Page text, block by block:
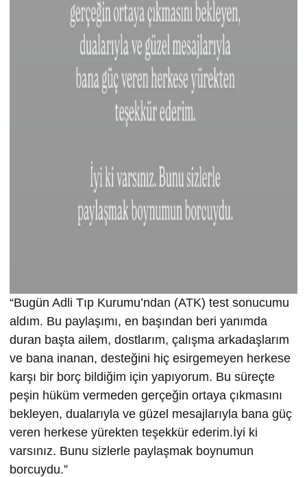
“Bugün Adli Tıp Kurumu’ndan (ATK) test sonucumu
aldım. Bu paylaşımı, en başından beri yanımda
duran başta ailem, dostlarım, çalışma arkadaşlarım
ve bana inanan, desteğini hiç esirgemeyen herkese
karşı bir borç bildiğim için yapıyorum. Bu süreçte
peşin hüküm vermeden gerçeğin ortaya çıkmasını
bekleyen, dualarıyla ve güzel mesajlarıyla bana güç
veren herkese yürekten teşekkür ederim.İyi ki
varsınız. Bunu sizlerle paylaşmak boynumun
borcuydu.”